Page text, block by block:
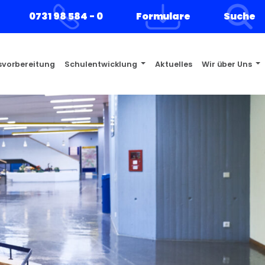
0731 98 584 - 0 Formulare Suche
Schulentwicklung Aktuelles Wir über Uns